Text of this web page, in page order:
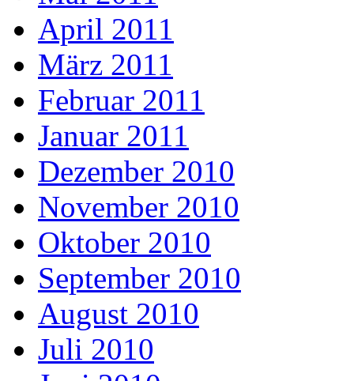
April 2011
März 2011
Februar 2011
Januar 2011
Dezember 2010
November 2010
Oktober 2010
September 2010
August 2010
Juli 2010